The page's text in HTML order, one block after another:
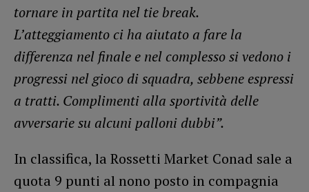
tornare in partita nel tie break.
L’atteggiamento ci ha aiutato a fare la
differenza nel finale e nel complesso si vedono i
progressi nel gioco di squadra, sebbene espressi
a tratti. Complimenti alla sportività delle
avversarie su alcuni palloni dubbi”.
In classifica, la Rossetti Market Conad sale a
quota 9 punti al nono posto in compagnia